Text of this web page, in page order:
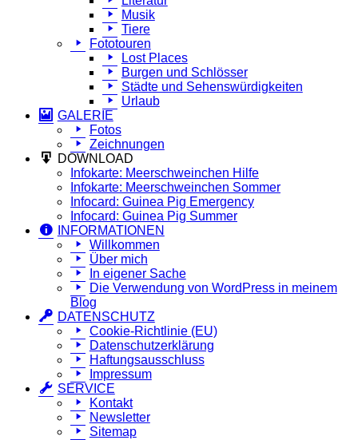
Musik
Tiere
Fototouren
Lost Places
Burgen und Schlösser
Städte und Sehenswürdigkeiten
Urlaub
GALERIE
Fotos
Zeichnungen
DOWNLOAD
Infokarte: Meerschweinchen Hilfe
Infokarte: Meerschweinchen Sommer
Infocard: Guinea Pig Emergency
Infocard: Guinea Pig Summer
INFORMATIONEN
Willkommen
Über mich
In eigener Sache
Die Verwendung von WordPress in meinem
Blog
DATENSCHUTZ
Cookie-Richtlinie (EU)
Datenschutzerklärung
Haftungsausschluss
Impressum
SERVICE
Kontakt
Newsletter
Sitemap